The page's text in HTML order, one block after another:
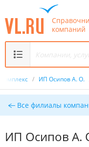
компаний
/ ИП Осипов А. О.
Все филиалы
ИП Осипов А.